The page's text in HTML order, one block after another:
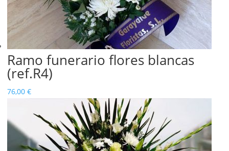
Ramo funerario flores blancas
(ref.R4)
76,00 €